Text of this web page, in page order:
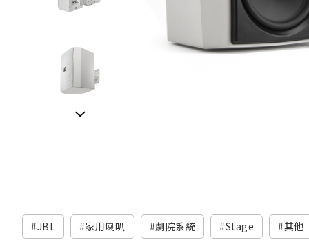
JBL 家用喇叭 劇院系統 Stage 其他